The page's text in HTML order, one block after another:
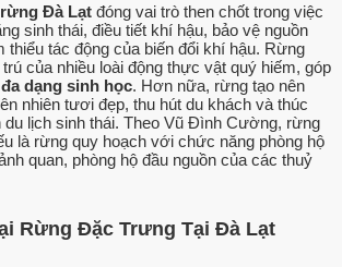
Đà Lạt đóng vai trò then chốt trong việc
sinh thái, điều tiết khí hậu, bảo vệ nguồn
thiểu tác động của biến đổi khí hậu. Rừng
của nhiều loài động thực vật quý hiếm, góp
đa dạng sinh học. Hơn nữa, rừng tạo nên
nhiên tươi đẹp, thu hút du khách và thúc
du lịch sinh thái. Theo Vũ Đình Cường, rừng
là rừng quy hoạch với chức năng phòng hộ
quan, phòng hộ đầu nguồn của các thuỷ
Rừng Đặc Trưng Tại Đà Lạt